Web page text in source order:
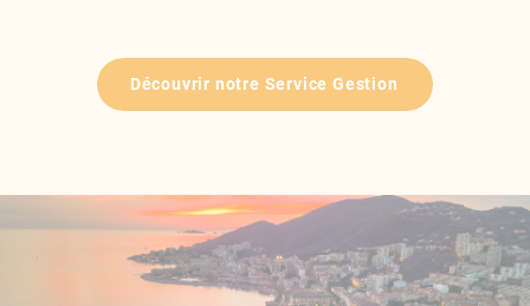
Découvrir notre Service Gestion